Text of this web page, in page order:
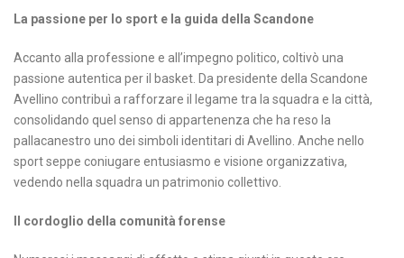
La passione per lo sport e la guida della Scandone
Accanto alla professione e all’impegno politico, coltivò una
passione autentica per il basket. Da presidente della Scandone
Avellino contribuì a rafforzare il legame tra la squadra e la città,
consolidando quel senso di appartenenza che ha reso la
pallacanestro uno dei simboli identitari di Avellino. Anche nello
sport seppe coniugare entusiasmo e visione organizzativa,
vedendo nella squadra un patrimonio collettivo.
Il cordoglio della comunità forense